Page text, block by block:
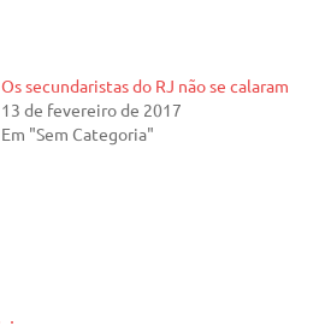
Os secundaristas do RJ não se calaram
13 de fevereiro de 2017
Em "Sem Categoria"